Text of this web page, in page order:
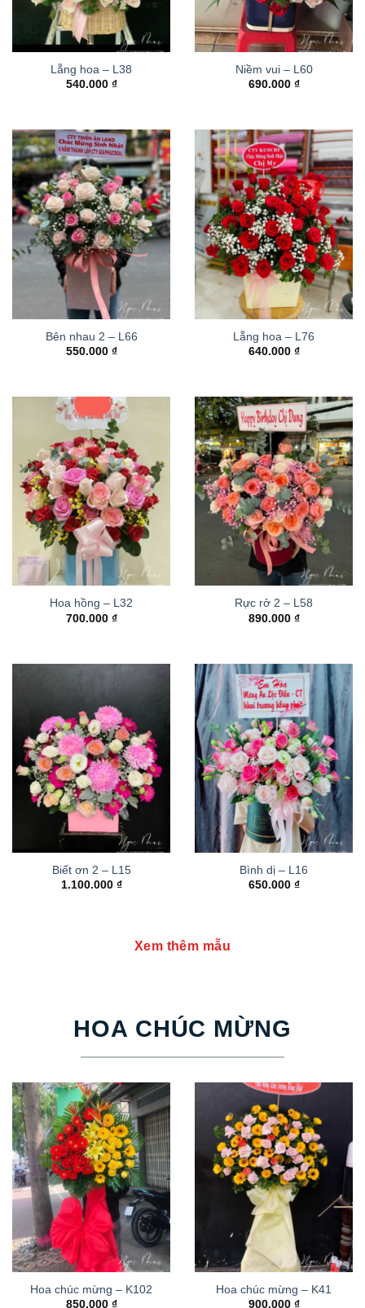
Lẵng hoa – L38
540.000 ₫
Niềm vui – L60
690.000 ₫
Bên nhau 2 – L66
550.000 ₫
Lẵng hoa – L76
640.000 ₫
Hoa hồng – L32
700.000 ₫
Rực rở 2 – L58
890.000 ₫
Biết ơn 2 – L15
1.100.000 ₫
Bình dị – L16
650.000 ₫
Xem thêm mẫu
HOA CHÚC MỪNG
Hoa chúc mừng – K102
850.000 ₫
Hoa chúc mừng – K41
900.000 ₫